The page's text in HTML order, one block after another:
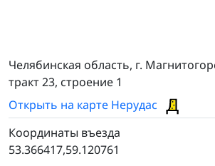
Челябинская область, г.
тракт 23, строение 1
Открыть на карте Нерудас
Координаты въезда
53.366417,59.120761